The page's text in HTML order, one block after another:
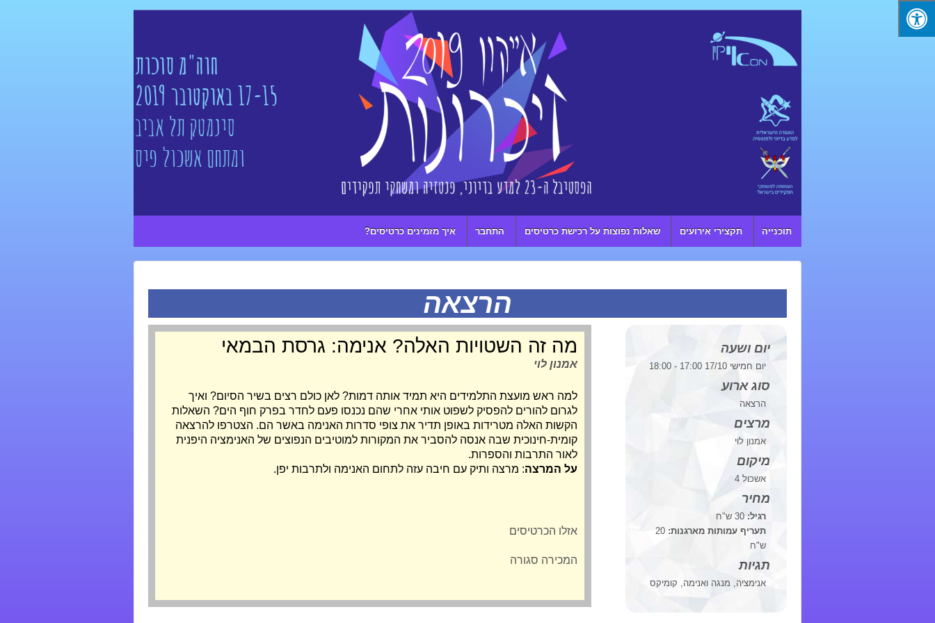
תוכנייה תקצירי אירועים שאלות נפוצות על רכישת כרטיסים התחבר איך מזמינים כרטיסים?
הרצאה
יום ושעה
יום חמישי 17/10 17:00 - 18:00
סוג ארוע
הרצאה
מרצים
אמנון לוי
מיקום
אשכול 4
מחיר
רגיל:
תעריף עמותות מארגנות: 20
ש"ח
תגיות
אנימציה, מנגה ואנימה, קומיקס
מה זה השטויות האלה? אנימה: גרסת הבמאי
אמנון לוי
למה ראש מועצת התלמידים היא תמיד אותה דמות? לאן כולם רצים בשיר הסיום? ואיך
לגרום להורים להפסיק לשפוט אותי אחרי שהם נכנסו פעם לחדר בפרק חוף הים? השאלות
הקשות האלה מטרידות באופן תדיר את צופי סדרות האנימה באשר הם. הצטרפו להרצאה
קומית-חינוכית שבה אנסה להסביר את המקורות למוטיבים הנפוצים של האנימציה היפנית
לאור התרבות והספרות.
על המרצה: מרצה ותיק עם חיבה עזה לתחום האנימה ולתרבות יפן.
אזלו הכרטיסים
המכירה סגורה